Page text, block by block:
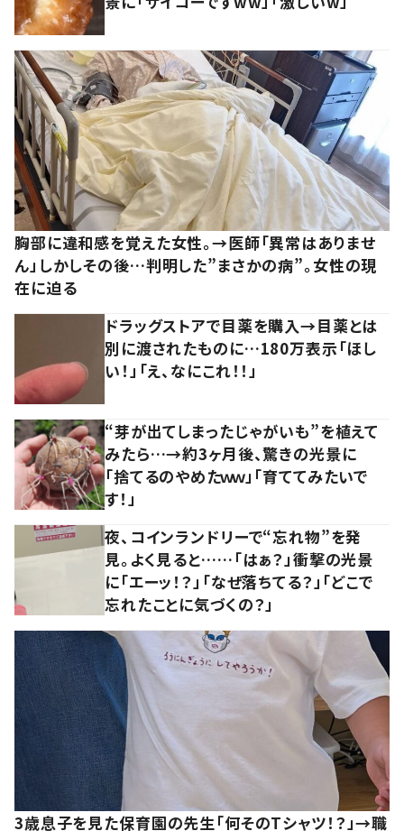
胸部に違和感を覚えた女性。→医師「異常はありませ
ん」しかしその後…判明した”まさかの病”。女性の現
在に迫る
ドラッグストアで目薬を購入→目薬とは
別に渡されたものに…180万表示「ほし
い！」「え、なにこれ！！」
“芽が出てしまったじゃがいも”を植えて
みたら…→約3ヶ月後、驚きの光景に
「捨てるのやめたｗｗ」「育ててみたいで
す！」
夜、コインランドリーで“忘れ物”を発
見。よく見ると……「はぁ？」衝撃の光景
に「エーッ！？」「なぜ落ちてる？」「どこで
忘れたことに気づくの？」
3歳息子を見た保育園の先生「何そのTシャツ！？」→職